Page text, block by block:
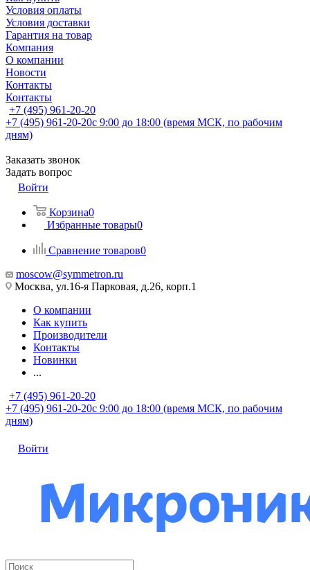
Условия оплаты
Условия доставки
Гарантия на товар
Компания
О компании
Новости
Контакты
Контакты
+7 (495) 961-20-20
+7 (495) 961-20-20с 9:00 до 18:00 (время МСК, по рабочим
дням)
Заказать звонок
Задать вопрос
Войти
Корзина0
Избранные товары0
Сравнение товаров0
moscow@symmetron.ru
Москва, ул.16-я Парковая, д.26, корп.1
О компании
Как купить
Производители
Контакты
Новинки
...
+7 (495) 961-20-20
+7 (495) 961-20-20с 9:00 до 18:00 (время МСК, по рабочим
дням)
Войти